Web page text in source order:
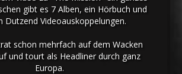
gibt es 7 Alben, ein Hörbuch und
Dutzend Videoauskoppelungen.
schon mehrfach auf dem Wacken
und tourt als Headliner durch ganz
Europa.